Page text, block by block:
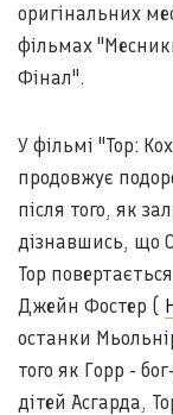
оригінальних
фільмах
Фінал".
У фільмі "Тор:
продовжує
після того, як
дізнавшись, що
Тор
Джейн Фостер (
останки
того як Горр -
дітей Асгарда,